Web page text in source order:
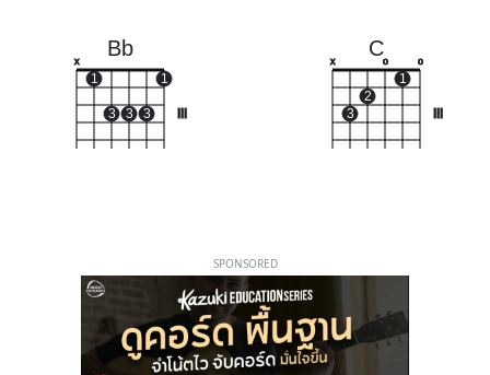
Bb
x
1
3 3 3
1
C
x
3
2
o
1
o
SPONSORED